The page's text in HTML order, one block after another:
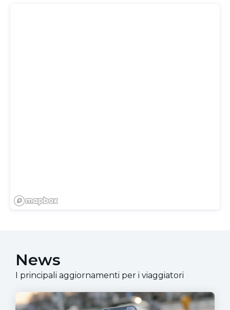
News
I principali aggiornamenti per i viaggiatori